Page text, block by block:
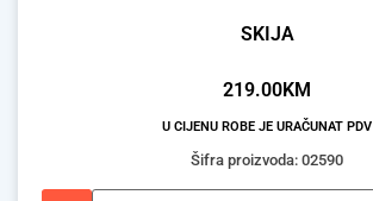
SKIJA
219.00KM
U CIJENU ROBE JE URAČUNAT PDV
Šifra proizvoda: 02590